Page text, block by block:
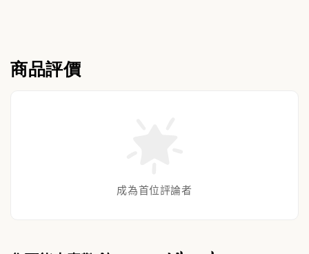
商品評價
成為首位評論者